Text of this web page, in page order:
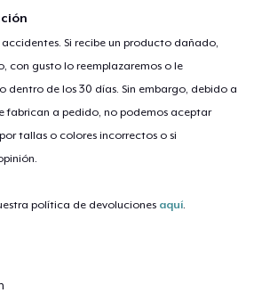
Si recibe un producto dañado,
con gusto lo reemplazaremos o le
dentro de los 30 días. Sin embargo, debido a
fabrican a pedido, no podemos aceptar
tallas o colores incorrectos o si
política de devoluciones aquí.